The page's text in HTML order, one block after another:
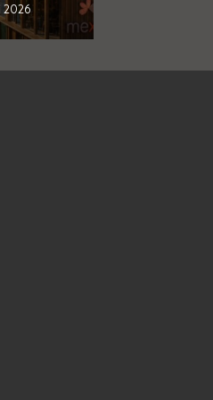
2026